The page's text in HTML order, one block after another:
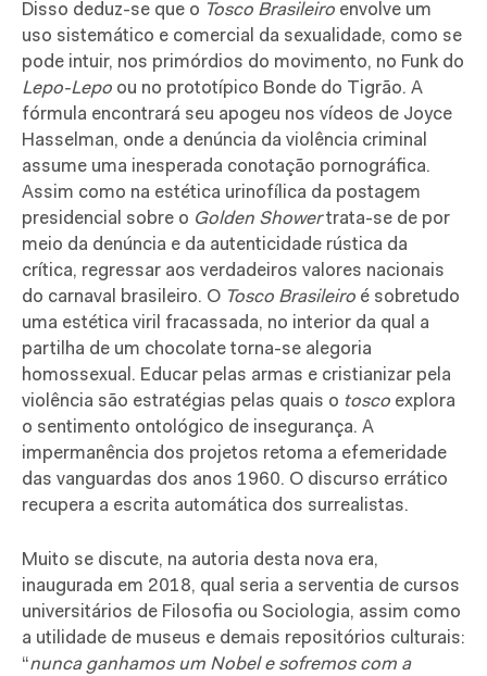
Disso deduz-se que o Tosco Brasileiro envolve um
uso sistemático e comercial da sexualidade, como se
pode intuir, nos primórdios do movimento, no Funk do
Lepo-Lepo ou no prototípico Bonde do Tigrão. A
fórmula encontrará seu apogeu nos vídeos de Joyce
Hasselman, onde a denúncia da violência criminal
assume uma inesperada conotação pornográfica.
Assim como na estética urinofílica da postagem
presidencial sobre o Golden Showertrata-se de por
meio da denúncia e da autenticidade rústica da
crítica, regressar aos verdadeiros valores nacionais
do carnaval brasileiro. O Tosco Brasileiro é sobretudo
uma estética viril fracassada, no interior da qual a
partilha de um chocolate torna-se alegoria
homossexual. Educar pelas armas e cristianizar pela
violência são estratégias pelas quais o tosco explora
o sentimento ontológico de insegurança. A
impermanência dos projetos retoma a efemeridade
das vanguardas dos anos 1960. O discurso errático
recupera a escrita automática dos surrealistas.
Muito se discute, na autoria desta nova era,
inaugurada em 2018, qual seria a serventia de cursos
universitários de Filosofia ou Sociologia, assim como
a utilidade de museus e demais repositórios culturais:
“nunca ganhamos um Nobel e sofremos com a